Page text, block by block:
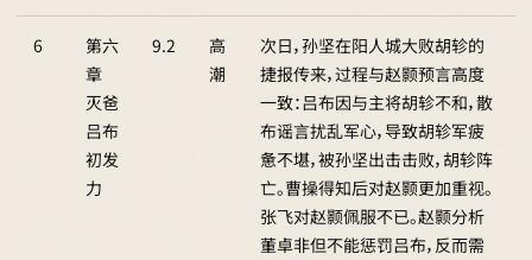
6
第六
章
灭爸
吕布
初发
力
9.2
高
潮
次日，孙坚在阳人城大败胡轸的
捷报传来，过程与赵颢预言高度
一致：吕布因与主将胡轸不和，散
布谣言扰乱军心，导致胡轸军疲
惫不堪，被孙坚出击击败，胡轸阵
亡。曹操得知后对赵颢更加重视。
张飞对赵颢佩服不已。赵颢分析
董卓非但不能惩罚吕布，反而需